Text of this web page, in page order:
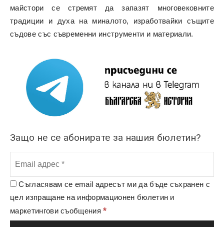
майстори се стремят да запазят многовековните
традиции и духа на миналото, изработвайки същите
съдове със съвременни инструменти и материали.
Защо не се абонирате за нашия бюлетин?
Съгласявам се email адресът ми да бъде съхранен с
цел изпращане на информационен бюлетин и
маркетингови съобщения*